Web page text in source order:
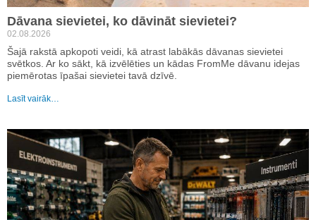
Dāvana sievietei, ko dāvināt sievietei?
02.08.2026
Šajā rakstā apkopoti veidi, kā atrast labākās dāvanas sievietei
svētkos. Ar ko sākt, kā izvēlēties un kādas FromMe dāvanu idejas
piemērotas īpašai sievietei tavā dzīvē.
Lasīt vairāk…